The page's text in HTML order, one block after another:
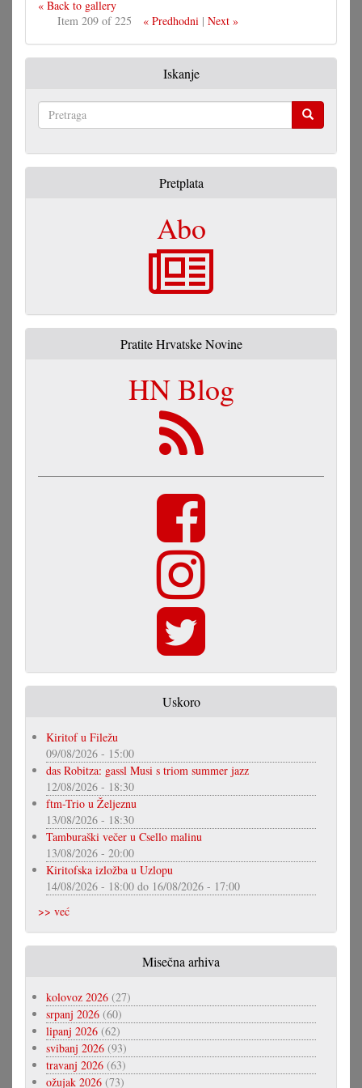
« Back to gallery
Item 209 of 225
« Predhodni| Next »
Iskanje
Pretplata
Abo
Pratite Hrvatske Novine
HN Blog
Uskoro
Kiritof u Filežu
09/08/2026 - 15:00
das Robitza: gassl Musi s triom summer jazz
12/08/2026 - 18:30
ftm-Trio u Željeznu
13/08/2026 - 18:30
Tamburaški večer u Csello malinu
13/08/2026 - 20:00
Kiritofska izložba u Uzlopu
14/08/2026 - 18:00 do 16/08/2026 - 17:00
>> već
Misečna arhiva
kolovoz 2026 (27)
srpanj 2026 (60)
lipanj 2026 (62)
svibanj 2026 (93)
travanj 2026 (63)
ožujak 2026 (73)